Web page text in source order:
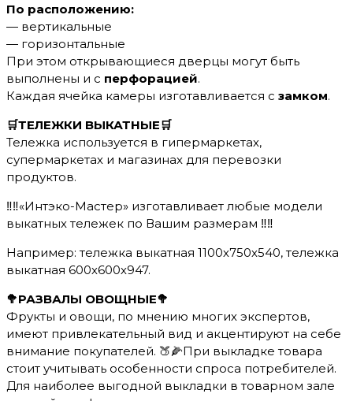
По расположению:
— вертикальные
— горизонтальные
При этом открывающиеся дверцы могут быть
выполнены и с перфорацией.
Каждая ячейка камеры изготавливается с замком.
🛒ТЕЛЕЖКИ ВЫКАТНЫЕ🛒
Тележка используется в гипермаркетах,
супермаркетах и магазинах для перевозки
продуктов.
‼️‼️«Интэко-Мастер» изготавливает любые модели
выкатных тележек по Вашим размерам ‼️‼️
Например: тележка выкатная 1100х750х540, тележка
выкатная 600х600х947.
🥦РАЗВАЛЫ ОВОЩНЫЕ🥦
Фрукты и овощи, по мнению многих экспертов,
имеют привлекательный вид и акцентируют на себе
внимание покупателей. 🍑🌽При выкладке товара
стоит учитывать особенности спроса потребителей.
Для наиболее выгодной выкладки в товарном зале